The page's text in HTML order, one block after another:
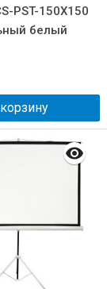
PST-150X150
белый